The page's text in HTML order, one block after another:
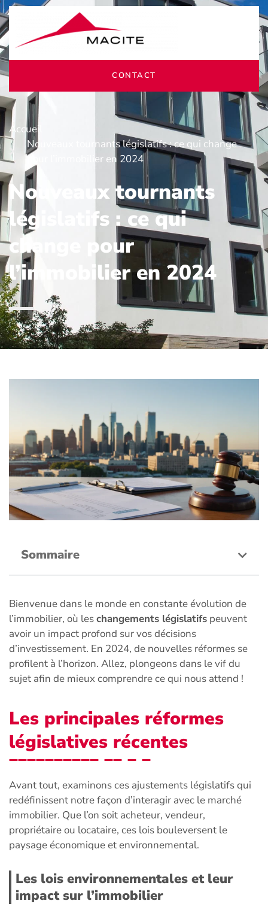
CONTACT
Accueil
Nouveaux tournants législatifs : ce qui change
pour l’immobilier en 2024
Nouveaux tournants
législatifs : ce qui
change pour
l’immobilier en 2024
Sommaire
Bienvenue dans le monde en constante évolution de
l’immobilier, où leschangements législatifs peuvent
avoir un impact profond sur vos décisions
d’investissement. En 2024, de nouvelles réformes se
profilent à l’horizon. Allez, plongeons dans le vif du
sujet afin de mieux comprendre ce qui nous attend !
Les principales réformes
législatives récentes
Avant tout, examinons ces ajustements législatifs qui
redéfinissent notre façon d’interagir avec le marché
immobilier. Que l’on soit acheteur, vendeur,
propriétaire ou locataire, ces lois bouleversent le
paysage économique et environnemental.
Les lois environnementales et leur
impact sur l’immobilier